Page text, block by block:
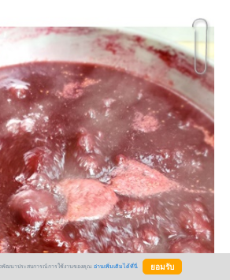
พัฒนาประสบการณ์การใช้งานของคุณ อ่านเพิ่มเติมได้ที่นี่